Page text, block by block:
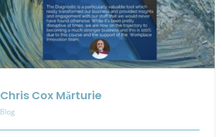
Chris Cox Mărturie
Blog